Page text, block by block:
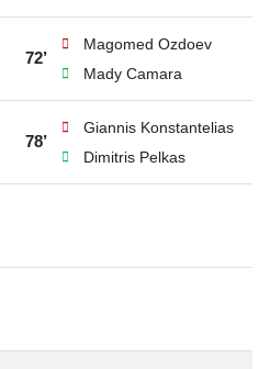
72’
Magomed Ozdoev
Mady Camara
78’
Giannis Konstantelias
Dimitris Pelkas